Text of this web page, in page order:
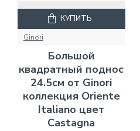
Ginori
Большой
квадратный поднос
24.5см от Ginori
коллекция Oriente
Italiano цвет
Castagna
КУПИТЬ